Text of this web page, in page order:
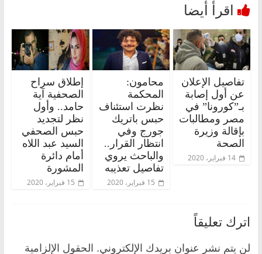
تفاصيل الإعلان
عن أول إصابة
بـ”كورونا” في
مصر ومطالبات
بإقالة وزيرة
الصحة
14 فبراير، 2020
محامون:
المحكمة
نظرت استئناف
حبس باتريك
جورج وفي
انتظار القرار..
والباحث يروي
تفاصيل تعذيبه
15 فبراير، 2020
إطلاق سراح
الصحفية آية
حامد.. وأول
نظر لتجديد
حبس الصحفي
السيد عبد اللاه
أمام دائرة
المشورة
15 فبراير، 2020
اترك تعليقاً
لن يتم نشر عنوان بريدك الإلكتروني. الحقول الإلزامية